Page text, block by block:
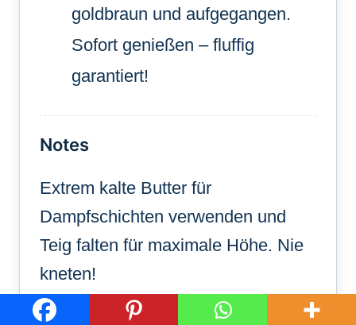
goldbraun und aufgegangen.
Sofort genießen – fluffig
garantiert!
Notes
Extrem kalte Butter für
Dampfschichten verwenden und
Teig falten für maximale Höhe. Nie
kneten!